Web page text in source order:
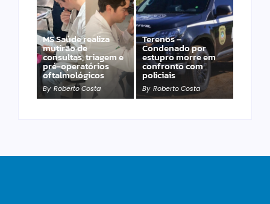
MS Saúde realiza
mutirão de
consultas, triagem e
pré-operatórios
oftalmológicos
By Roberto Costa
Terenos –
Condenado por
estupro morre em
confronto com
policiais
By Roberto Costa
Veterinário
Francisco e a
reflexão de hoje:
By Roberto Costa